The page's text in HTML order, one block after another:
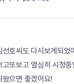
호씨도 다시보게되었
고또보고 열심히 시청
으면 좋겠어요!